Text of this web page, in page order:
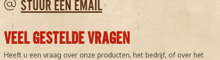
STUUR EEN EMAIL
VEEL GESTELDE VRAGEN
Heeft u een vraag over onze producten, het bedrijf, of over het